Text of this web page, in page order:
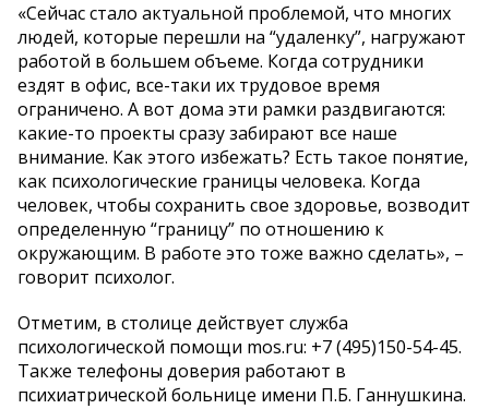
«Сейчас стало актуальной проблемой, что многих
людей, которые перешли на “удаленку”, нагружают
работой в большем объеме. Когда сотрудники
ездят в офис, все-таки их трудовое время
ограничено. А вот дома эти рамки раздвигаются:
какие-то проекты сразу забирают все наше
внимание. Как этого избежать? Есть такое понятие,
как психологические границы человека. Когда
человек, чтобы сохранить свое здоровье, возводит
определенную “границу” по отношению к
окружающим. В работе это тоже важно сделать», –
говорит психолог.
Отметим, в столице действует служба
психологической помощи mos.ru: +7 (495)150-54-45.
Также телефоны доверия работают в
психиатрической больнице имени П.Б. Ганнушкина.